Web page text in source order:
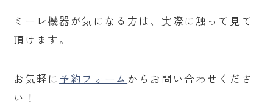
ミーレ機器が気になる方は、実際に触って見て
頂けます。
お気軽に 予約フォーム からお問い合わせくださ
い！